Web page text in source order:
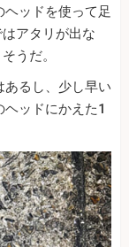
ッドを使って足
アタリが出な
うだ。
るし、少し早い
ッドにかえた1